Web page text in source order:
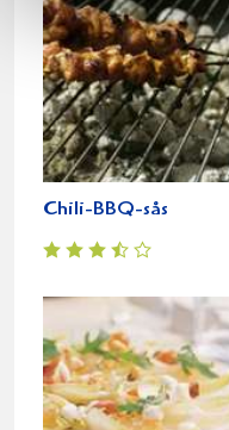
Chili-BBQ-sås